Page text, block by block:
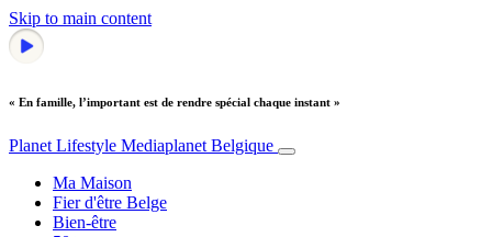
Skip to main content
« En famille, l’important est de rendre spécial chaque instant »
Planet Lifestyle Mediaplanet Belgique
Ma Maison
Fier d'être Belge
Bien-être